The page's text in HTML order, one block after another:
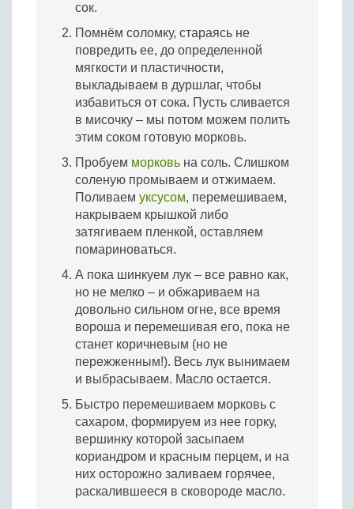
сок.
Помнём соломку, стараясь не
повредить ее, до определенной
мягкости и пластичности,
выкладываем в дуршлаг, чтобы
избавиться от сока. Пусть сливается
в мисочку – мы потом можем полить
этим соком готовую морковь.
Пробуем морковь на соль. Слишком
соленую промываем и отжимаем.
Поливаем уксусом, перемешиваем,
накрываем крышкой либо
затягиваем пленкой, оставляем
помариноваться.
А пока шинкуем лук – все равно как,
но не мелко – и обжариваем на
довольно сильном огне, все время
вороша и перемешивая его, пока не
станет коричневым (но не
пережженным!). Весь лук вынимаем
и выбрасываем. Масло остается.
Быстро перемешиваем морковь с
сахаром, формируем из нее горку,
вершинку которой засыпаем
кориандром и красным перцем, и на
них осторожно заливаем горячее,
раскалившееся в сковороде масло.